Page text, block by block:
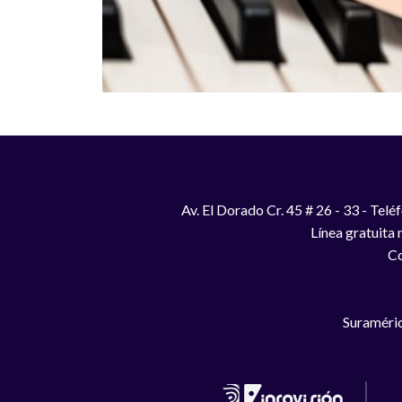
Av. El Dorado Cr. 45 # 26 - 33 -
Línea gratuita